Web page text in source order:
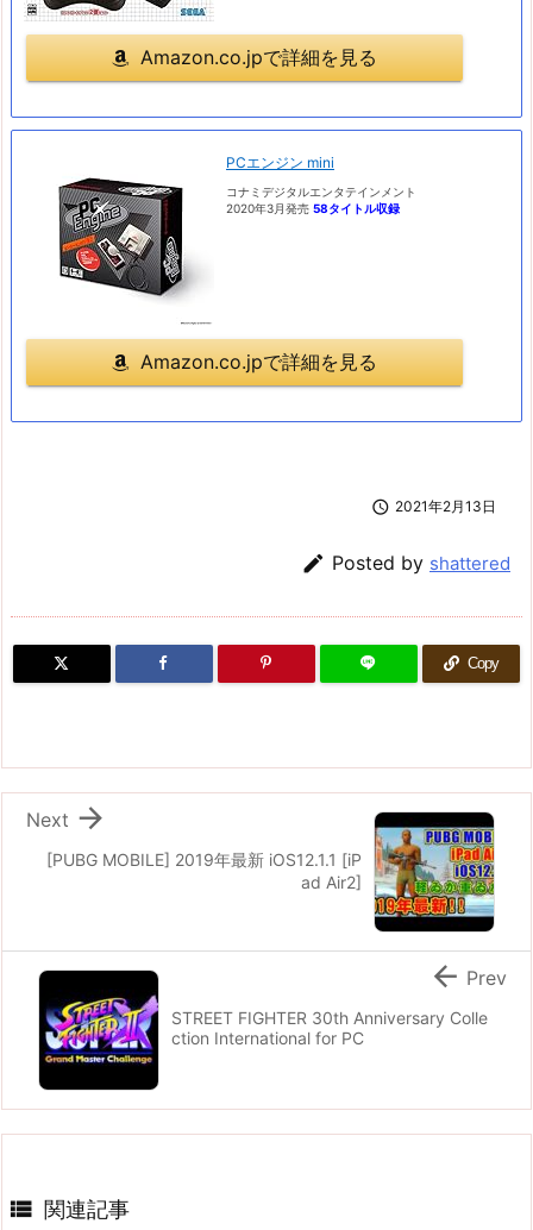
Amazon.co.jpで詳細を見る
PCエンジン mini
コナミデジタルエンタテインメント
2020年3月発売 58タイトル収録
Amazon.co.jpで詳細を見る
 2021年2月13日
 Posted by shattered
Copy
[PUBG MOBILE] 2019年最新 iOS12.1.1 [iP
ad Air2]

Next
STREET FIGHTER 30th Anniversary Colle
ction International for PC
 Prev
 関連記事